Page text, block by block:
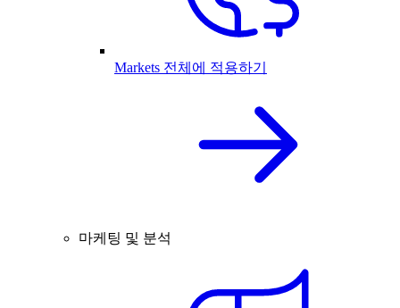
Markets 전체에 적용하기
마케팅 및 분석